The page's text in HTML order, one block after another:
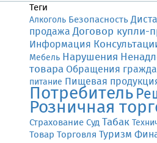
Теги
Алкоголь Безопасность
продажа Договор купли-
Информация
Мебель Нарушения
товара Обращения
питание Пищевая
Потребитель
Розничная
СтрахованиеСудТабак
Товар Торговля Туризм